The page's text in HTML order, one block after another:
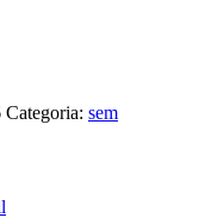
Categoria: sem